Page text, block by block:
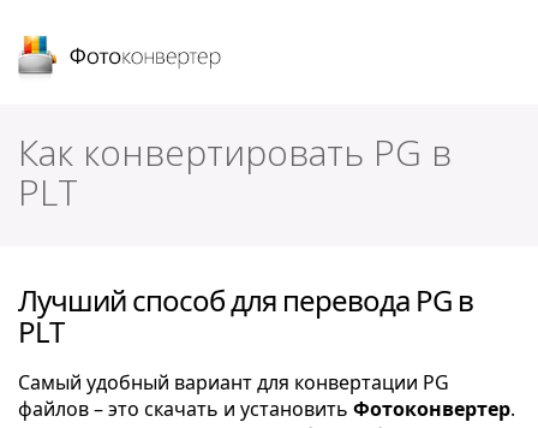
Как конвертировать PG в
PLT
Лучший способ для перевода PG в
PLT
Самый удобный вариант для конвертации PG
файлов – это скачать и установить Фотоконвертер.